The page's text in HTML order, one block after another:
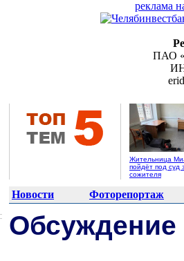
реклама
ПАО
Жительница
пойдёт под суд
сожителя
Новости Фоторепортаж